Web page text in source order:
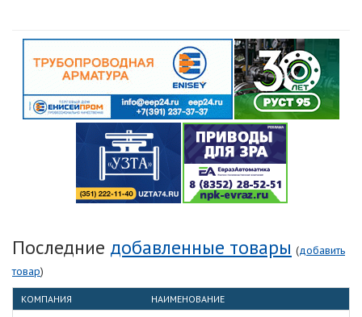
Последние добавленные товары (добавить
товар)
КОМПАНИЯ НАИМЕНОВАНИЕ